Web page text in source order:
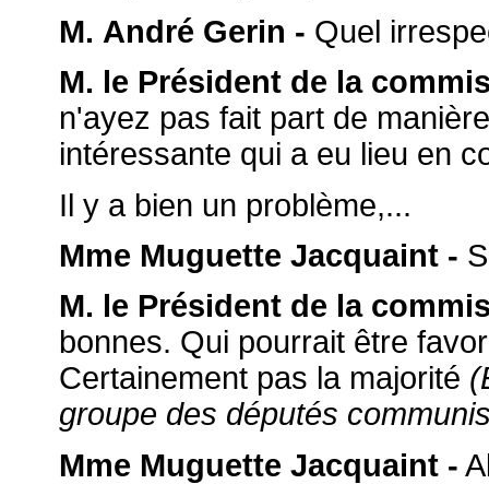
M. André Gerin - Quel
M. le Président de la
n'ayez pas fait part de
intéressante qui a eu lieu en
Il y a bien un problème,...
Mme Muguette Jacquaint -
M. le Président de la
bonnes. Qui pourrait être
Certainement pas la majorité
groupe des députés
Mme Muguette Jacquaint -